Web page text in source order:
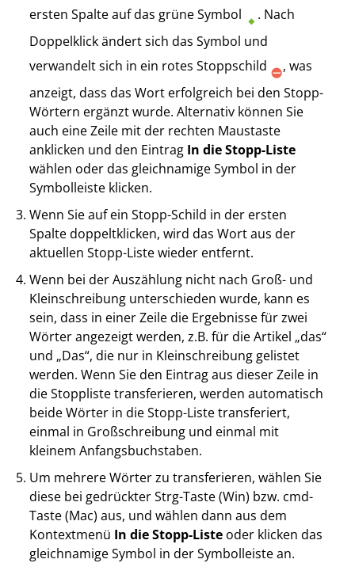
ersten Spalte auf das grüne Symbol
. Nach
Doppelklick ändert sich das Symbol und
verwandelt sich in ein rotes Stoppschild
, was
anzeigt, dass das Wort erfolgreich bei den Stopp-
Wörtern ergänzt wurde. Alternativ können Sie
auch eine Zeile mit der rechten Maustaste
anklicken und den Eintrag In die Stopp-Liste
wählen oder das gleichnamige Symbol in der
Symbolleiste klicken.
Wenn Sie auf ein Stopp-Schild in der ersten
Spalte doppeltklicken, wird das Wort aus der
aktuellen Stopp-Liste wieder entfernt.
Wenn bei der Auszählung nicht nach Groß- und
Kleinschreibung unterschieden wurde, kann es
sein, dass in einer Zeile die Ergebnisse für zwei
Wörter angezeigt werden, z.B. für die Artikel „das“
und „Das“, die nur in Kleinschreibung gelistet
werden. Wenn Sie den Eintrag aus dieser Zeile in
die Stoppliste transferieren, werden automatisch
beide Wörter in die Stopp-Liste transferiert,
einmal in Großschreibung und einmal mit
kleinem Anfangsbuchstaben.
Um mehrere Wörter zu transferieren, wählen Sie
diese bei gedrückter Strg-Taste (Win) bzw. cmd-
Taste (Mac) aus, und wählen dann aus dem
Kontextmenü In die Stopp-Liste oder klicken das
gleichnamige Symbol in der Symbolleiste an.